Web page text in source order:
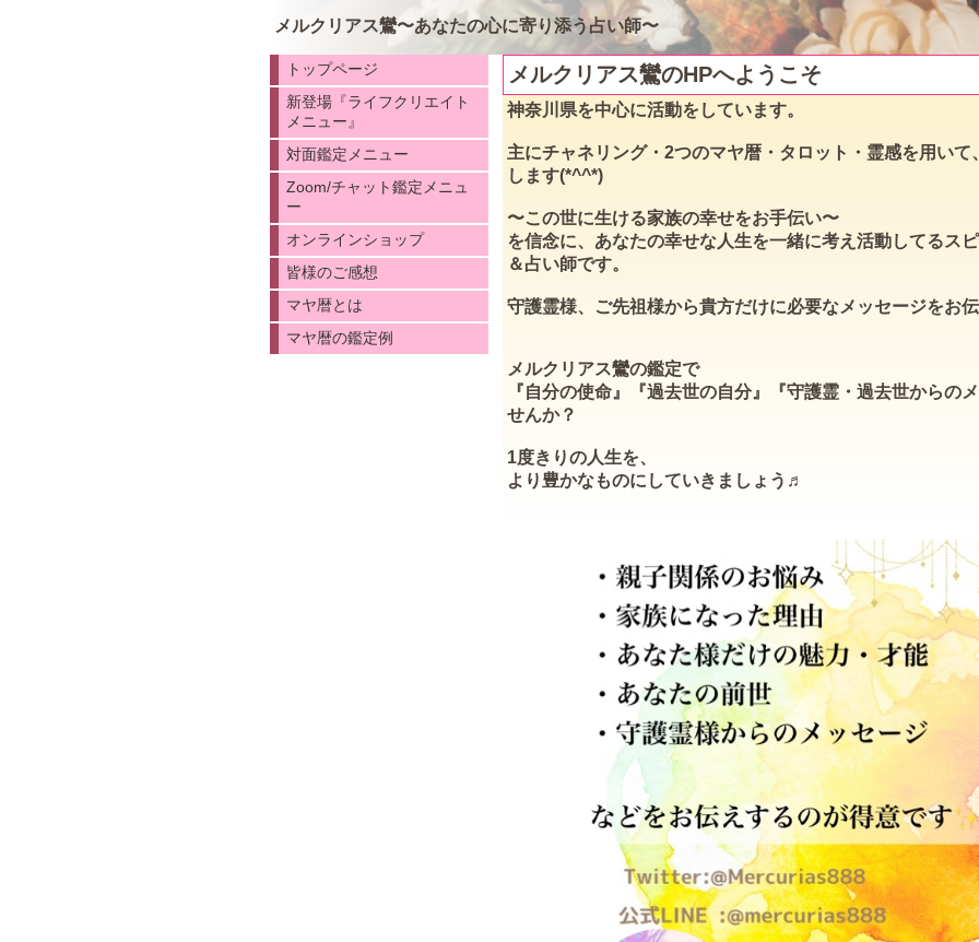
メルクリアス鸞〜あなたの心に寄り添う占い師〜
メルクリアス鸞のHPへようこそ
神奈川県を中心に活動をしています。
主にチャネリング・2つのマヤ暦・タロット・霊感を用い
します(*^^*)
〜この世に生ける家族の幸せをお手伝い〜
を信念に、あなたの幸せな人生を一緒に考え活動してるス
＆占い師です。
守護霊様、ご先祖様から貴方だけに必要なメッセージをお
メルクリアス鸞の鑑定で
『自分の使命』『過去世の自分』『守護霊・過去世からの
せんか？
1度きりの人生を、
より豊かなものにしていきましょう♬
トップページ
新登場『ライフクリエイト
メニュー』
対面鑑定メニュー
Zoom/チャット鑑定メニュ
ー
オンラインショップ
皆様のご感想
マヤ暦とは
マヤ暦の鑑定例